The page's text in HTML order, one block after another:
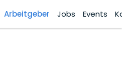
Arbeitgeber Jobs Events